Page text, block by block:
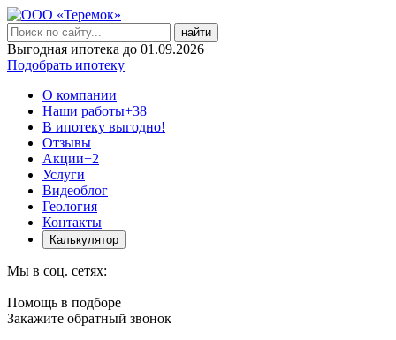
найти
Выгодная ипотека до 01.09.2026
Подобрать ипотеку
О компании
Наши работы+38
В ипотеку выгодно!
Отзывы
Акции+2
Услуги
Видеоблог
Геология
Контакты
Калькулятор
Мы в соц. сетях:
Помощь в подборе
Закажите обратный звонок